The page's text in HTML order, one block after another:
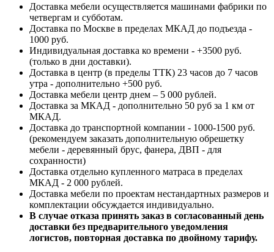
Доставка мебели осуществляется машинами фабрики по
четвергам и субботам.
Доставка по Москве в пределах МКАД до подъезда -
1000 руб.
Индивидуальная доставка ко времени - +3500 руб.
(только в дни доставки).
Доставка в центр (в пределы ТТК) 23 часов до 7 часов
утра - дополнительно +500 руб.
Доставка мебели центр днем – 5 000 рублей.
Доставка за МКАД - дополнительно 50 руб за 1 км от
МКАД.
Доставка до транспортной компании - 1000-1500 руб.
(рекомендуем заказать дополнительную обрешетку
мебели - деревянный брус, фанера, ДВП - для
сохранности)
Доставка отдельно купленного матраса в пределах
МКАД - 2 000 рублей.
Доставка мебели по проектам нестандартных размеров и
комплектации обсуждается индивидуально.
В случае отказа принять заказ в согласованный день
доставки без предварительного уведомления
логистов, повторная доставка по двойному тарифу.